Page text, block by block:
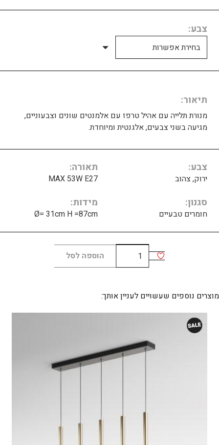
צבע
תיאור
מנורת תלייה עם אהיל טרפז עם אלמנטים שונים וצבעוניים,
מגיעה בשני צבעים, אלגנטית ומיוחדת.
צבע
ירוק, צהוב
תאורה
MAX 53W E27
סגנון
חומרים טבעיים
מידות
Ø= 31cm H =87cm
כמות
של
C
הוספה לסל
מוצרים נוספים שעשויים לעניין אותך: